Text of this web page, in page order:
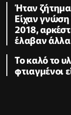
Ήταν
Είχαν γνώση
2018,
έλαβαν
Το καλό το
φτιαγμένοι